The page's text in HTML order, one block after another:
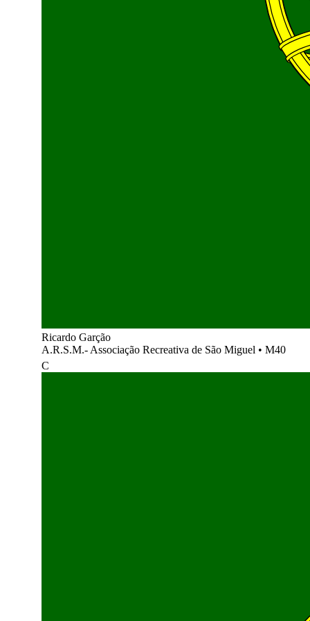
Ricardo Garção
A.R.S.M.- Associação Recreativa de São Miguel • M40
C